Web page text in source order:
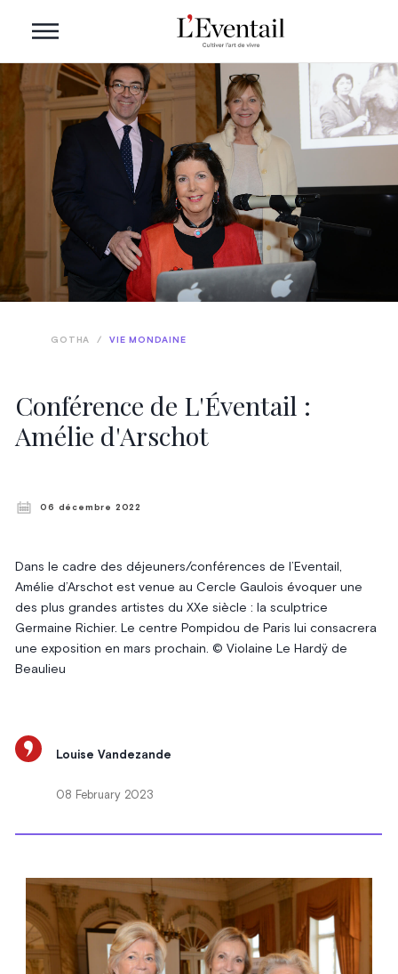
Conférence de L'Éventail :
Amélie d'Arschot
GOTHA / VIE MONDAINE
06 décembre 2022
Dans le cadre des déjeuners/conférences de l’Eventail,
Amélie d’Arschot est venue au Cercle Gaulois évoquer une
des plus grandes artistes du XXe siècle : la sculptrice
Germaine Richier. Le centre Pompidou de Paris lui consacrera
une exposition en mars prochain. © Violaine Le Hardÿ de
Beaulieu
Louise Vandezande
08 February 2023